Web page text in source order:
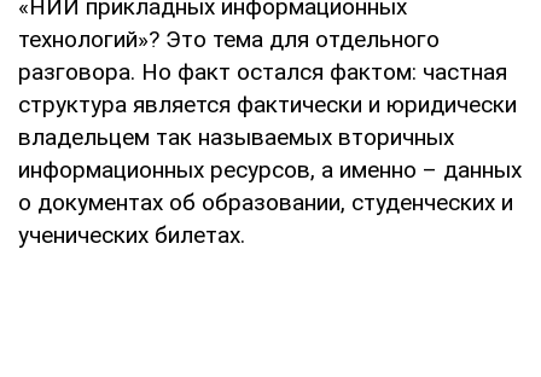
«НИИ прикладных информационных
технологий»? Это тема для отдельного
разговора. Но факт остался фактом: частная
структура является фактически и юридически
владельцем так называемых вторичных
информационных ресурсов, а именно – данных
о документах об образовании, студенческих и
ученических билетах.